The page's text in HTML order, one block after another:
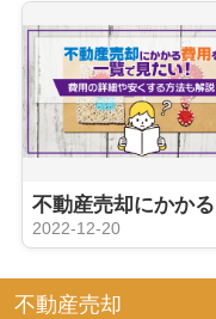
2022-12-20
不動産売却